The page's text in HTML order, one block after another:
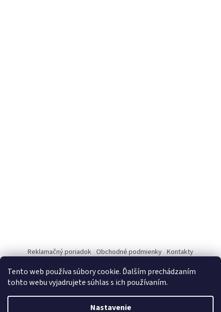
Tento web používa súbory cookie. Ďalším prechádzaním
tohto webu vyjadrujete súhlas s ich používaním.
Nastavenie
Reklamačný poriadok Obchodné podmienky Kontakty